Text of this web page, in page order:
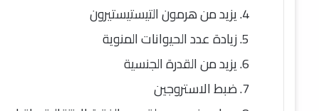
يزيد من هرمون التيستيستيرون
زيادة عدد الحيوانات المنوية
يزيد من القدرة الجنسية
ضبط الاستروجين